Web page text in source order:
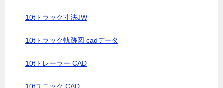
10tトラック寸法JW
10tトラック軌跡図 cadデータ
10tトレーラー CAD
10tユニック CAD